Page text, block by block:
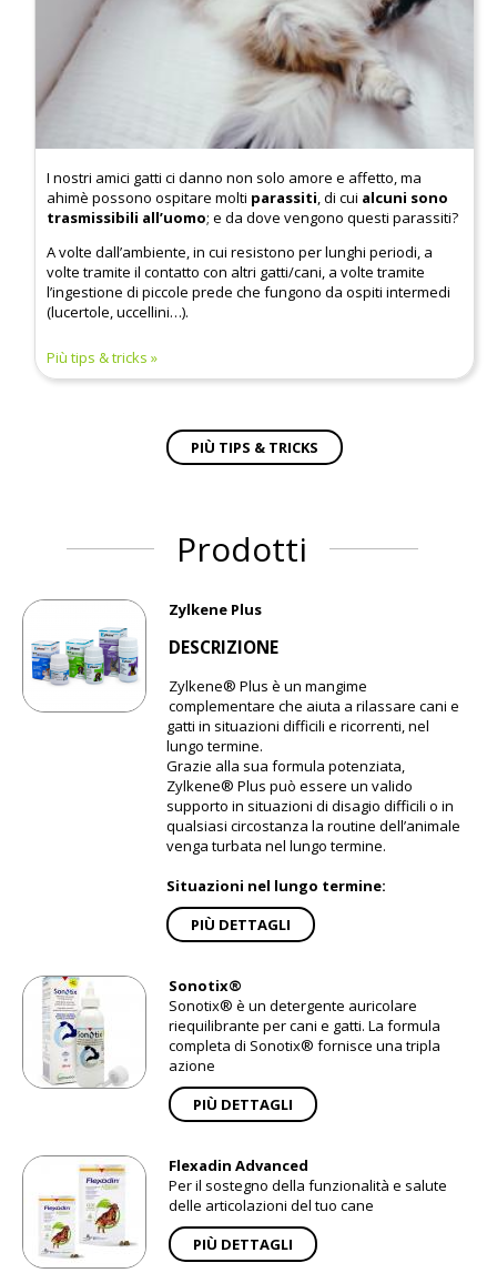
I nostri amici gatti ci danno non solo amore e affetto, ma
ahimè possono ospitare molti parassiti, di cui alcuni sono
trasmissibili all’uomo; e da dove vengono questi parassiti?
A volte dall’ambiente, in cui resistono per lunghi periodi, a
volte tramite il contatto con altri gatti/cani, a volte tramite
l’ingestione di piccole prede che fungono da ospiti intermedi
(lucertole, uccellini…).
Più tips & tricks
PIÙ TIPS & TRICKS
Prodotti
Zylkene Plus
DESCRIZIONE
Zylkene® Plus è un mangime
complementare che aiuta a rilassare cani e
gatti in situazioni difficili e ricorrenti, nel
lungo termine.
Grazie alla sua formula potenziata,
Zylkene® Plus può essere un valido
supporto in situazioni di disagio difficili o in
qualsiasi circostanza la routine dell’animale
venga turbata nel lungo termine.
Situazioni nel lungo termine:
PIÙ DETTAGLI
Sonotix®
Sonotix® è un detergente auricolare
riequilibrante per cani e gatti. La formula
completa di Sonotix® fornisce una tripla
azione
PIÙ DETTAGLI
Flexadin Advanced
Per il sostegno della funzionalità e salute
delle articolazioni del tuo cane
PIÙ DETTAGLI